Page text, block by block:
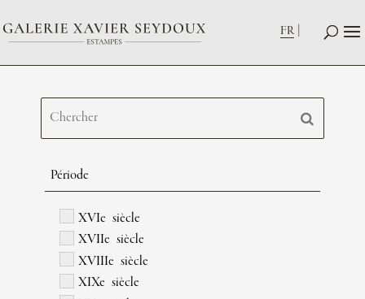
FR
Période
XVIe siècle
XVIIe siècle
XVIIIe siècle
XIXe siècle